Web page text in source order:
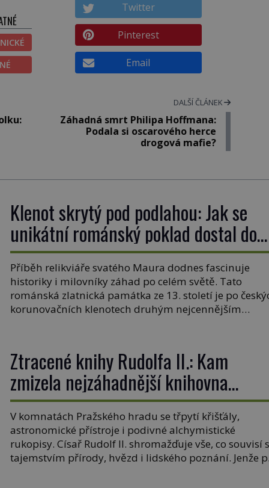
Twitter
Pinterest
Email
DALŠÍ ČLÁNEK
Záhadná smrt Philipa Hoffmana:
Podala si oscarového herce
drogová mafie?
Klenot skrytý pod podlahou: Jak se
unikátní románský poklad dostal do
zapadlého Bečova?
Příběh relikviáře svatého Maura dodnes fascinuje
historiky i milovníky záhad po celém světě. Tato
románská zlatnická památka ze 13. století je po
korunovačních klenotech druhým nejcennějším
kriminalistů úspěšně nalezen, jeho minulost stále
obestírá hustá mlha. Otázky, jak přesně se tato […]
Ztracené knihy Rudolfa II.: Kam
zmizela nejzáhadnější knihovna
Evropy?
V komnatách Pražského hradu se třpytí křišťály,
astronomické přístroje i podivné alchymistické
rukopisy. Císař Rudolf II. shromažďuje vše, co souvisí s
tajemstvím přírody, hvězd i lidského poznání. Jenže